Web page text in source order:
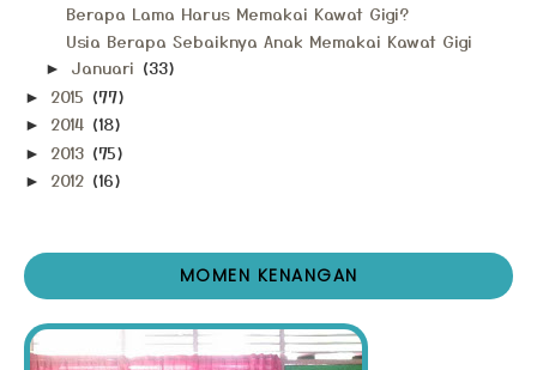
Berapa Lama Harus Memakai Kawat Gigi?
Usia Berapa Sebaiknya Anak Memakai Kawat Gigi
► Januari (33)
► 2015 (77)
► 2014 (18)
► 2013 (75)
► 2012 (16)
MOMEN KENANGAN